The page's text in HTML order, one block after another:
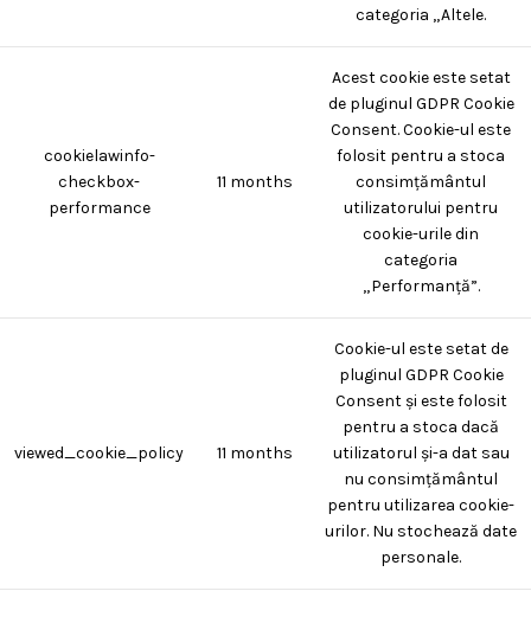
categoria „Altele.
cookielawinfo-
checkbox-
performance
11 months
Acest cookie este setat
de pluginul GDPR Cookie
Consent. Cookie-ul este
folosit pentru a stoca
consimțământul
utilizatorului pentru
cookie-urile din
categoria
„Performanță”.
viewed_cookie_policy 11 months
Cookie-ul este setat de
pluginul GDPR Cookie
Consent și este folosit
pentru a stoca dacă
utilizatorul și-a dat sau
nu consimțământul
pentru utilizarea cookie-
urilor. Nu stochează date
personale.